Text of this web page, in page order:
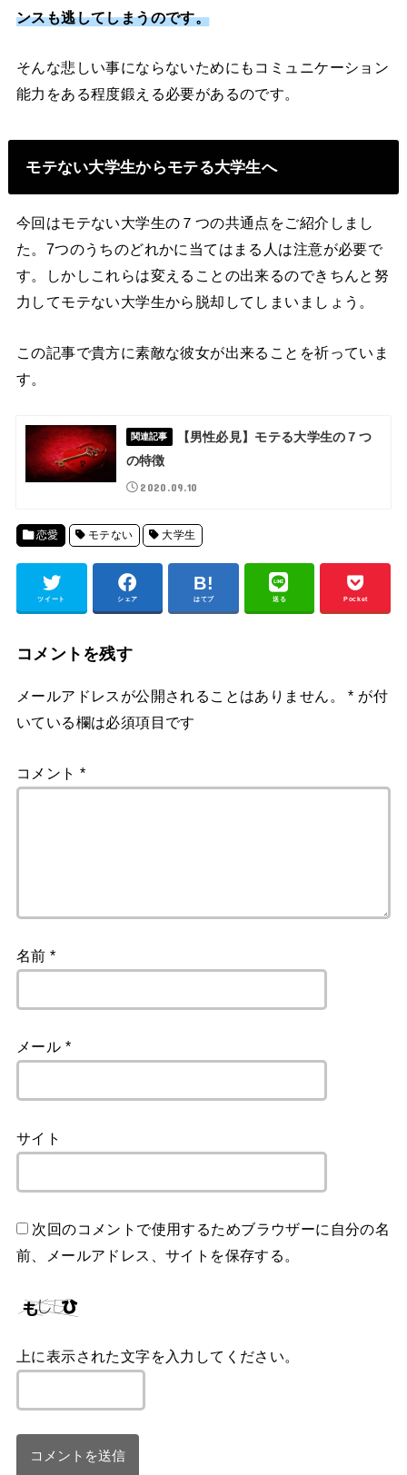
ンスも逃してしまうのです。
そんな悲しい事にならないためにもコミュニケーション
能力をある程度鍛える必要があるのです。
モテない大学生からモテる大学生へ
今回はモテない大学生の７つの共通点をご紹介しまし
た。7つのうちのどれかに当てはまる人は注意が必要で
す。しかしこれらは変えることの出来るのできちんと努
力してモテない大学生から脱却してしまいましょう。
この記事で貴方に素敵な彼女が出来ることを祈っていま
す。
関連記事
【男性必見】モテる大学生の７つ
の特徴
2020.09.10
恋愛 モテない 大学生
ツイート シェア はてブ 送る Pocket
コメントを残す
メールアドレスが公開されることはありません。 * が付
いている欄は必須項目です
コメント *
名前*
メール *
サイト
次回のコメントで使用するためブラウザーに自分の名
前、メールアドレス、サイトを保存する。
上に表示された文字を入力してください。